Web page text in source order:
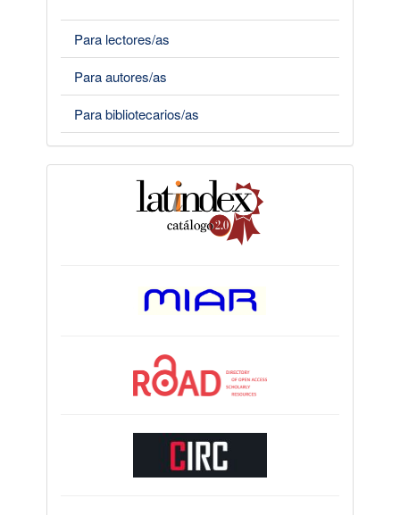
Para lectores/as
Para autores/as
Para bibliotecarios/as
indices